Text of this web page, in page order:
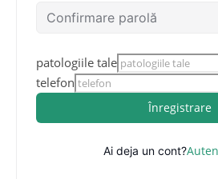
patologiile tale
telefon
Înregistrare
Ai deja un cont?